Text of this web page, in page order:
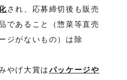
され、応募締切後も販売
であること（惣菜等直売
ジがないもの）は除
げ大賞はパッケージや